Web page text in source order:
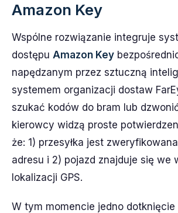
Amazon Key
Wspólne rozwiązanie integruje
dostępu Amazon Key
napędzanym przez sztuczną
systemem organizacji dostaw
szukać kodów do bram lub
kierowcy widzą proste
że: 1) przesyłka jest
adresu i 2) pojazd znajduje się we
lokalizacji GPS.
W tym momencie jedno dotknięcie